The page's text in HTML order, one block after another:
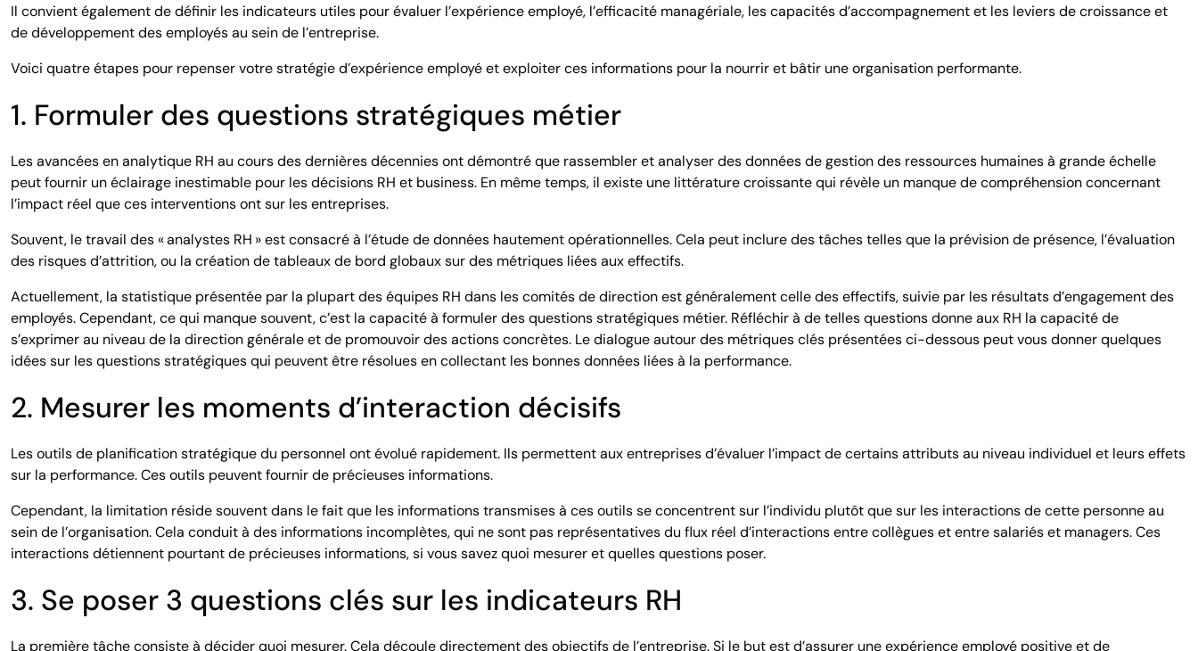
Il convient également de définir les indicateurs utiles pour évaluer l’expérience employé, l’efficacité managériale, les capacités d’accompagnement et les leviers de croissance et
de développement des employés au sein de l’entreprise.
Voici quatre étapes pour repenser votre stratégie d’expérience employé et exploiter ces informations pour la nourrir et bâtir une organisation performante.
1. Formuler des questions stratégiques métier
Les avancées en analytique RH au cours des dernières décennies ont démontré que rassembler et analyser des données de gestion des ressources humaines à grande échelle
peut fournir un éclairage inestimable pour les décisions RH et business. En même temps, il existe une littérature croissante qui révèle un manque de compréhension concernant
l’impact réel que ces interventions ont sur les entreprises.
Souvent, le travail des « analystes RH » est consacré à l’étude de données hautement opérationnelles. Cela peut inclure des tâches telles que la prévision de présence, l’évaluation
des risques d’attrition, ou la création de tableaux de bord globaux sur des métriques liées aux effectifs.
Actuellement, la statistique présentée par la plupart des équipes RH dans les comités de direction est généralement celle des effectifs, suivie par les résultats d’engagement des
employés. Cependant, ce qui manque souvent, c’est la capacité à formuler des questions stratégiques métier. Réfléchir à de telles questions donne aux RH la capacité de
s’exprimer au niveau de la direction générale et de promouvoir des actions concrètes. Le dialogue autour des métriques clés présentées ci-dessous peut vous donner quelques
idées sur les questions stratégiques qui peuvent être résolues en collectant les bonnes données liées à la performance.
2. Mesurer les moments d’interaction décisifs
Les outils de planification stratégique du personnel ont évolué rapidement. Ils permettent aux entreprises d’évaluer l’impact de certains attributs au niveau individuel et leurs effets
sur la performance. Ces outils peuvent fournir de précieuses informations.
Cependant, la limitation réside souvent dans le fait que les informations transmises à ces outils se concentrent sur l’individu plutôt que sur les interactions de cette personne au
sein de l’organisation. Cela conduit à des informations incomplètes, qui ne sont pas représentatives du flux réel d’interactions entre collègues et entre salariés et managers. Ces
interactions détiennent pourtant de précieuses informations, si vous savez quoi mesurer et quelles questions poser.
3. Se poser 3 questions clés sur les indicateurs RH
La première tâche consiste à décider quoi mesurer. Cela découle directement des objectifs de l’entreprise. Si le but est d’assurer une expérience employé positive et de